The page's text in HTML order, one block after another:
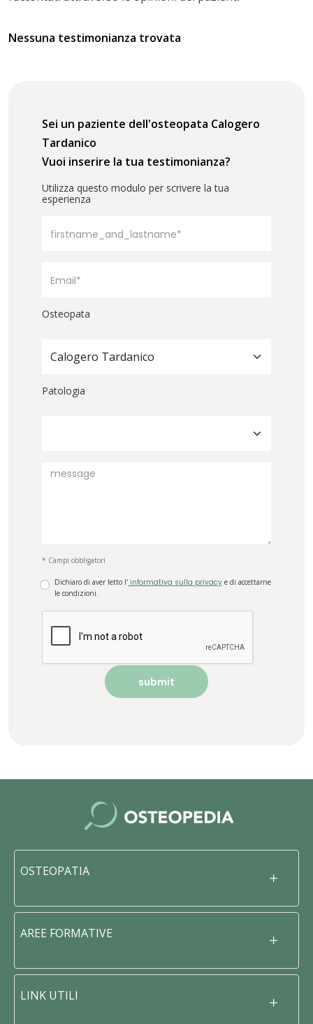
Nessuna testimonianza trovata
Sei un paziente dell'osteopata Calogero
Tardanico
Vuoi inserire la tua testimonianza?
Utilizza questo modulo per scrivere la tua
esperienza
Osteopata
Calogero Tardanico
Patologia
* Campi obbligatori
Dichiaro di aver letto l' informativa sulla privacy e di accettarne
le condizioni.
OSTEOPATIA
AREE FORMATIVE
LINK UTILI